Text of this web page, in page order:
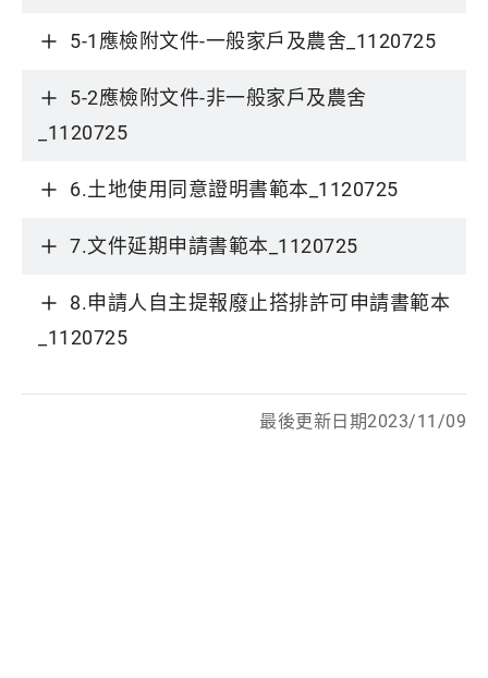
5-1應檢附文件-一般家戶及農舍_1120725
5-2應檢附文件-非一般家戶及農舍
_1120725
6.土地使用同意證明書範本_1120725
7.文件延期申請書範本_1120725
8.申請人自主提報廢止搭排許可申請書範本
_1120725
最後更新日期2023/11/09